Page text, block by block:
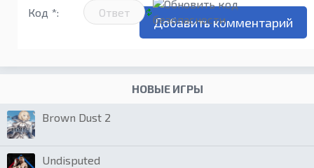
Код *:
НОВЫЕ ИГРЫ
Brown Dust 2
Undisputed